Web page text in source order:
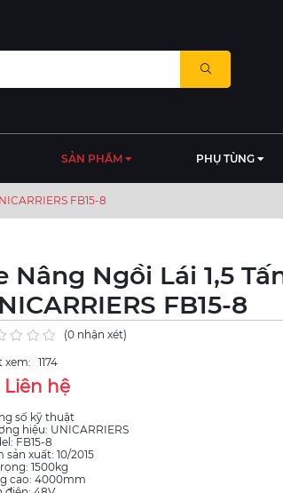
SẢN PHẨM PHỤ TÙNG
FB15-8
Nâng Ngồi Lái 1,5
FB15-8
(0 nhận xét)
xem: 1174
Liên hệ
số kỹ thuật
hiệu: UNICARRIERS
FB15-8
sản xuất: 10/2015
1500kg
cao: 4000mm